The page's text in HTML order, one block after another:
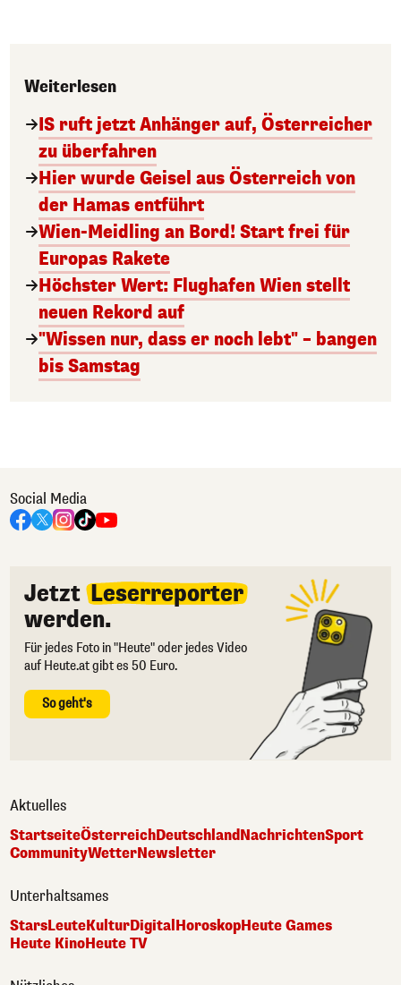
Weiterlesen
IS ruft jetzt Anhänger auf, Österreicher
zu überfahren
Hier wurde Geisel aus Österreich von
der Hamas entführt
Wien-Meidling an Bord! Start frei für
Europas Rakete
Höchster Wert: Flughafen Wien stellt
neuen Rekord auf
"Wissen nur, dass er noch lebt" – bangen
bis Samstag
Social Media
Jetzt Leserreporter
werden.
Für jedes Foto in "Heute" oder jedes Video
auf Heute.at gibt es 50 Euro.
So geht's
Aktuelles
StartseiteÖsterreichDeutschlandNachrichtenSport
CommunityWetterNewsletter
Unterhaltsames
StarsLeuteKulturDigital HoroskopHeute Games
Heute KinoHeute TV